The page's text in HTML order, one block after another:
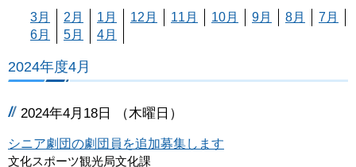
3月 2月 1月 12月 11月 10月 9月 8月
7月
6月
5月 4月
2024年度4月
2024年4月18日 （木曜日）
シニア劇団の劇団員を追加募集します
文化スポーツ観光局文化課